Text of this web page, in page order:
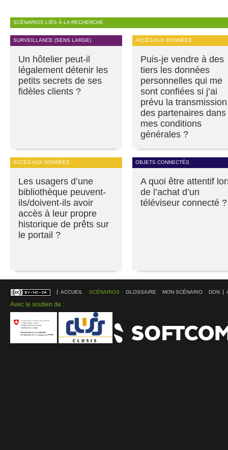
SCÉNARIOS LIÉS À LA RECHERCHE
SURVEILLANCE (SENS LARGE)
Un hôtelier peut-il
légalement détenir les
petits secrets de ses
fidèles clients ?
ACCÈS AUX DONNÉES
Puis-je vendre à des
tiers les données
personnelles qui me
sont confiées si j’ai
prévu la
des partenaires dans
mes conditions
générales ?
ACCÈS AUX DONNÉES
Les usagers d’une
bibliothèque peuvent-
ils/doivent-ils avoir
accès à leur propre
historique de prêts sur
le portail ?
OBJETS CONNECTÉS
A quoi être attentif
de l’achat d’un
téléviseur connecté ?
ACCUEIL SCÉNARIOS GLOSSAIRE MON SCÉNARIO DON
Avec le soutien de :